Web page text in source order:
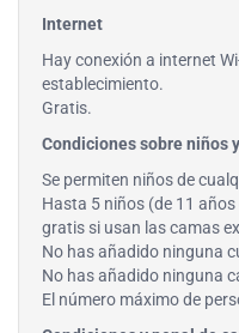
Internet
Hay conexión a internet
establecimiento.
Gratis.
Condiciones sobre niños
Se permiten niños de
Hasta 5 niños (de 11
gratis si usan las camas
No has añadido ninguna
No has añadido ninguna
El número máximo de